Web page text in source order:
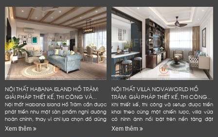
NỘI THẤT HABANA ISLAND HỒ TRÀM:
GIẢI PHÁP THIẾT KẾ, THI CÔNG VÀ...
Nội thất Habana Island Hồ Tràm cần được
phát triển như một sản phẩm nghỉ dưỡng
hoàn chỉnh, thay vì chỉ lựa chọn đồ dùng
theo sở thích hoặc lấp đầy các khoảng
trống trong...
Xem thêm
NỘI THẤT VILLA NOVAWORLD HỒ
TRÀM: GIẢI PHÁP THIẾT KẾ, THI CÔNG...
Khi thiết kế, thi công và setup được triển
khai theo cùng một chiến lược, villa vừa
có hình ảnh nổi bật trên nền tảng đặt
phòng, vừa bền hơn trong quá trình vận
hành và hạn...
Xem thêm